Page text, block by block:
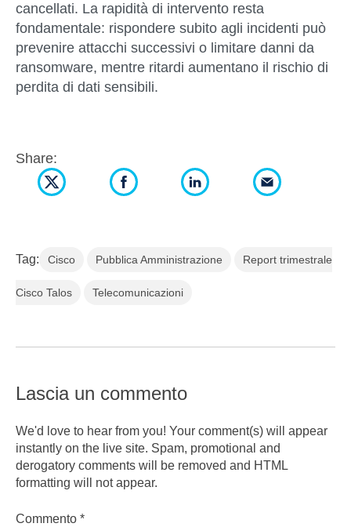
cancellati. La rapidità di intervento resta
fondamentale: rispondere subito agli incidenti può
prevenire attacchi successivi o limitare danni da
ransomware, mentre ritardi aumentano il rischio di
perdita di dati sensibili.
Share:
Tag: Cisco Pubblica Amministrazione Report trimestrale
Cisco Talos Telecomunicazioni
Lascia un commento
We'd love to hear from you! Your comment(s) will appear
instantly on the live site. Spam, promotional and
derogatory comments will be removed and HTML
formatting will not appear.
Commento *